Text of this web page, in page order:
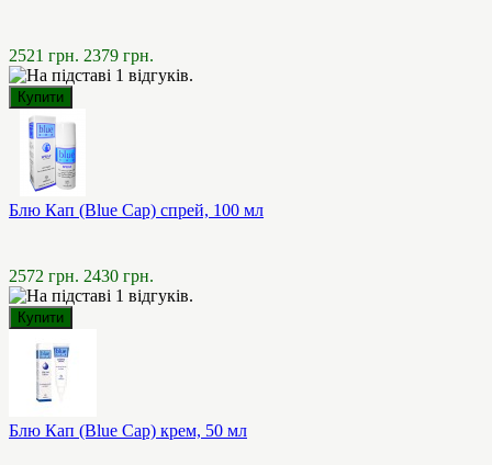
2521 грн. 2379 грн.
Блю Кап (Blue Cap) спрей, 100 мл
2572 грн. 2430 грн.
Блю Кап (Blue Cap) крем, 50 мл